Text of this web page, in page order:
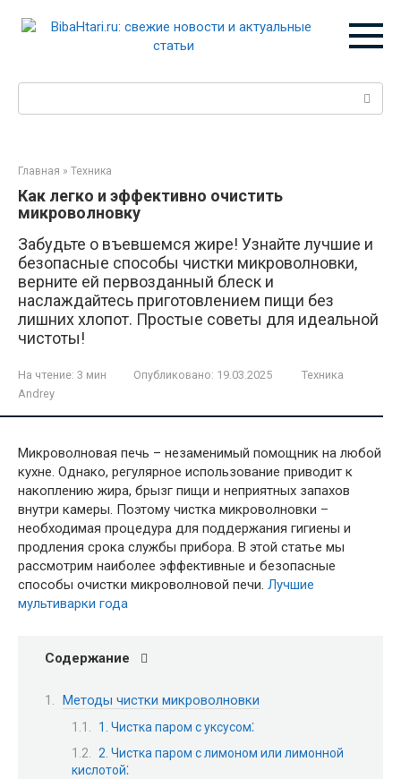
Главная » Техника
Как легко и эффективно очистить
микроволновку
Забудьте о въевшемся жире! Узнайте лучшие и
безопасные способы чистки микроволновки,
верните ей первозданный блеск и
наслаждайтесь приготовлением пищи без
лишних хлопот. Простые советы для идеальной
чистоты!
На чтение: 3 мин Опубликовано: 19.03.2025
Техника
Andrey
Микроволновая печь – незаменимый помощник на любой
кухне. Однако, регулярное использование приводит к
накоплению жира, брызг пищи и неприятных запахов
внутри камеры. Поэтому чистка микроволновки –
необходимая процедура для поддержания гигиены и
продления срока службы прибора. В этой статье мы
рассмотрим наиболее эффективные и безопасные
способы очистки микроволновой печи. Лучшие
мультиварки года
Содержание
Методы чистки микроволновки
1. Чистка паром с уксусом⁚
2. Чистка паром с лимоном или лимонной
кислотой⁚